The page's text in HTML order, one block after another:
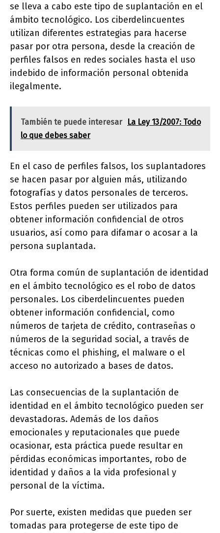
se lleva a cabo este tipo de suplantación en el
ámbito tecnológico. Los ciberdelincuentes
utilizan diferentes estrategias para hacerse
pasar por otra persona, desde la creación de
perfiles falsos en redes sociales hasta el uso
indebido de información personal obtenida
ilegalmente.
También te puede interesar
La Ley 13/2007: Todo
lo que debes saber
En el caso de perfiles falsos, los suplantadores
se hacen pasar por alguien más, utilizando
fotografías y datos personales de terceros.
Estos perfiles pueden ser utilizados para
obtener información confidencial de otros
usuarios, así como para difamar o acosar a la
persona suplantada.
Otra forma común de suplantación de identidad
en el ámbito tecnológico es el robo de datos
personales. Los ciberdelincuentes pueden
obtener información confidencial, como
números de tarjeta de crédito, contraseñas o
números de la seguridad social, a través de
técnicas como el phishing, el malware o el
acceso no autorizado a bases de datos.
Las consecuencias de la suplantación de
identidad en el ámbito tecnológico pueden ser
devastadoras. Además de los daños
emocionales y reputacionales que puede
ocasionar, esta práctica puede resultar en
pérdidas económicas importantes, robo de
identidad y daños a la vida profesional y
personal de la víctima.
Por suerte, existen medidas que pueden ser
tomadas para protegerse de este tipo de